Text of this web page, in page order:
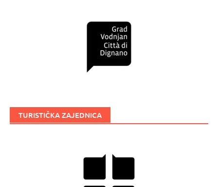
TURISTIČKA ZAJEDNICA